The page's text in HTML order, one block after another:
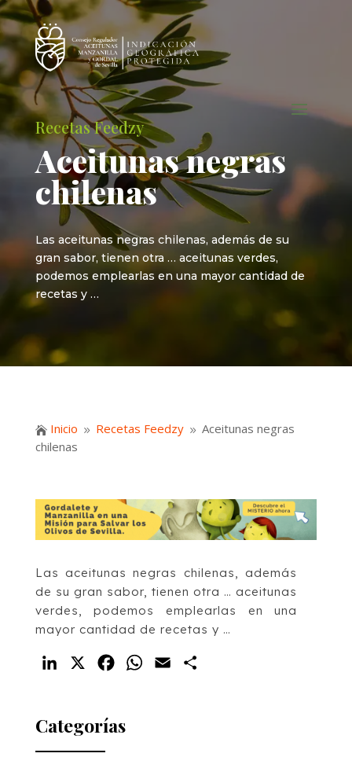
Recetas Feedzy
Aceitunas negras
chilenas
Las aceitunas negras chilenas, además de su
gran sabor, tienen otra … aceitunas verdes,
podemos emplearlas en una mayor cantidad de
recetas y …
 Inicio 9 Recetas Feedzy 9 Aceitunas negras
chilenas
Las aceitunas negras chilenas, además
de su gran sabor, tienen otra … aceitunas
verdes, podemos emplearlas en una
mayor cantidad de recetas y …
LinkedIn FacebookWhatsApp
Email
Categorías